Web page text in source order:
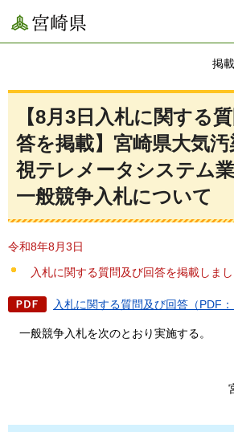
宮崎県
掲
【8月3日入札に関する
答を掲載】宮崎県大気
視テレメータシステム
一般競争入札について
令和8年8月3日
入札に関する質問及び回答を掲載しまし
入札に関する質問及び回答（PDF：
一般競争入札を次のとおり実施する。